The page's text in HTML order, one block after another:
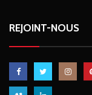
REJOINT-NOUS